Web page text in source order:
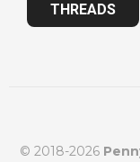
THREADS
© 2018-2026